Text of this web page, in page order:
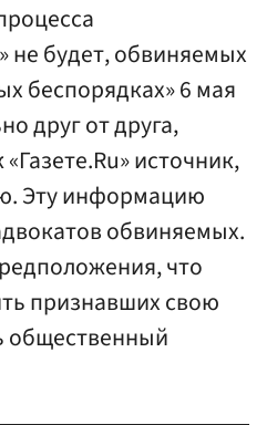
не будет, обвиняемых
беспорядках» 6 мая
друг от друга,
источник,
Эту информацию
обвиняемых.
что
признавших свою
общественный